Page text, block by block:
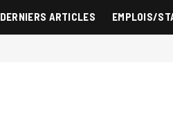
DERNIERS ARTICLES EMPLOIS/